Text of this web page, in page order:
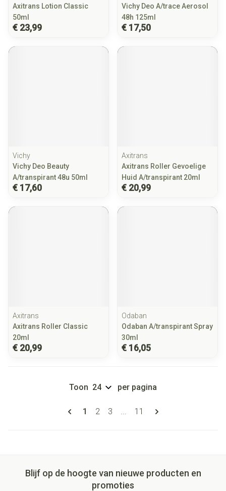
Axitrans Lotion Classic
50ml
€ 23,99
Vichy Deo A/trace Aerosol
48h 125ml
€ 17,50
Vichy
Vichy Deo Beauty
A/transpirant 48u 50ml
€ 17,60
Axitrans
Axitrans Roller Gevoelige
Huid A/transpirant 20ml
€ 20,99
Axitrans
Axitrans Roller Classic
20ml
€ 20,99
Odaban
Odaban A/transpirant Spray
30ml
€ 16,05
Pagina's
U lees momenteel pagina
1 Pagina
2 Pagina
3 ... Pagina
11
Toon per pagina
Blijf op de hoogte van nieuwe producten en
promoties